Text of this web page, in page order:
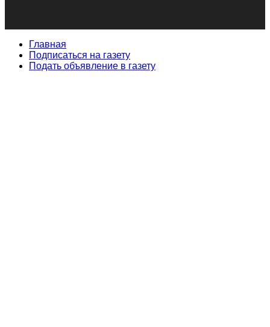
Главная
Подписаться на газету
Подать объявление в газету